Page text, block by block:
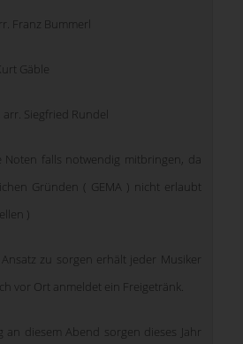
Franz Bummerl
Gäble
Siegfried Rundel
Noten falls notwendig mitbringen, da
Gründen ( GEMA ) nicht erlaubt
)
zu sorgen erhält jeder Musiker
vor Ort anmeldet ein Freigetränk.
an diesem Abend sorgen dieses Jahr